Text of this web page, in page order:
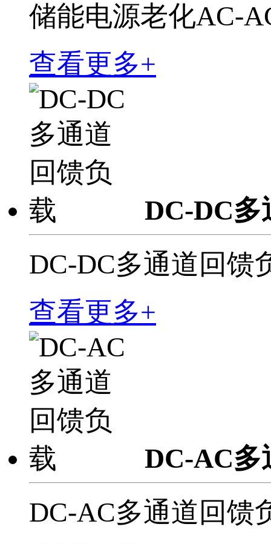
储能电源老化AC-
查看更多+
DC-DC多
DC-DC多通道回馈
查看更多+
DC-AC多
DC-AC多通道回馈